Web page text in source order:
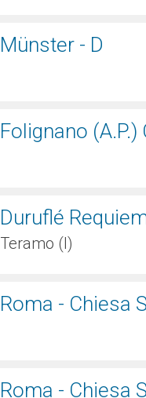
Münster - D
Folignano
Duruflé
Teramo (I)
Roma - Chiesa
Roma - Chiesa